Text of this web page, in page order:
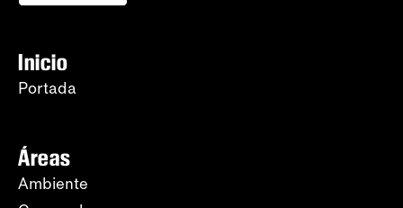
Inicio
Portada
Áreas
Ambiente